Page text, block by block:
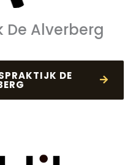
De Alverberg
DE